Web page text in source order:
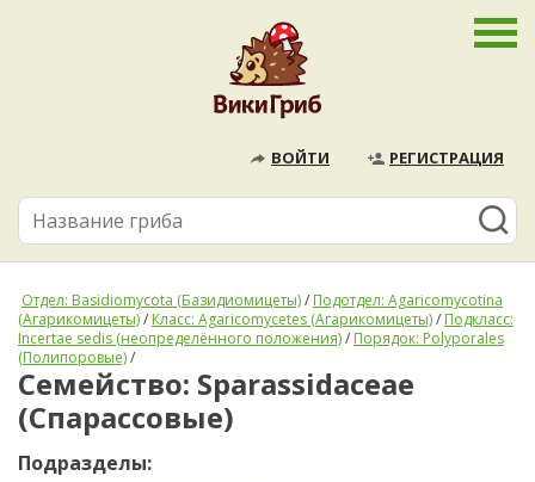
ВОЙТИ РЕГИСТРАЦИЯ
Отдел: Basidiomycota (Базидиомицеты)/ Подотдел: Agaricomycotina
(Агарикомицеты)/ Класс: Agaricomycetes (Агарикомицеты)/ Подкласс:
Incertae sedis (неопределённого положения)/ Порядок: Polyporales
(Полипоровые)/
Семейство: Sparassidaceae
(Спарассовые)
Подразделы: